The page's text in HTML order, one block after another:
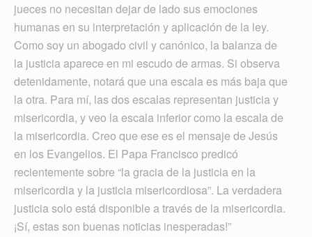
jueces no necesitan dejar de lado sus emociones
humanas en su interpretación y aplicación de la ley.
Como soy un abogado civil y canónico, la balanza de
la justicia aparece en mi escudo de armas. Si observa
detenidamente, notará que una escala es más baja que
la otra. Para mí, las dos escalas representan justicia y
misericordia, y veo la escala inferior como la escala de
la misericordia. Creo que ese es el mensaje de Jesús
en los Evangelios. El Papa Francisco predicó
recientemente sobre “la gracia de la justicia en la
misericordia y la justicia misericordiosa”. La verdadera
justicia solo está disponible a través de la misericordia.
¡Sí, estas son buenas noticias inesperadas!”